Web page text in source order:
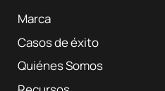
Marca
Casos de éxito
Quiénes Somos